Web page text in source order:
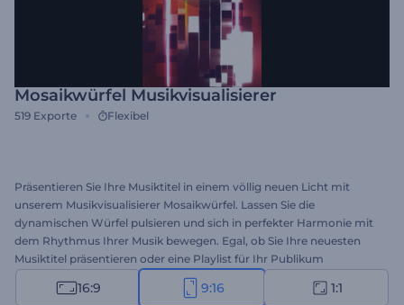
Mosaikwürfel Musikvisualisierer
519 Exporte Flexibel
Präsentieren Sie Ihre Musiktitel in einem völlig neuen Licht mit
unserem Musikvisualisierer Mosaikwürfel. Lassen Sie die
dynamischen Würfel pulsieren und sich in perfekter Harmonie mit
dem Rhythmus Ihrer Musik bewegen. Egal, ob Sie Ihre neuesten
Musiktitel präsentieren oder eine Playlist für Ihr Publikum
zusammenstellen möchten, dieser Visualisierer ist Ihre ideale Wahl.
Laden Sie Ihren Musiktitel hoch, geben Sie den Namen des
16:9 9:16 1:1